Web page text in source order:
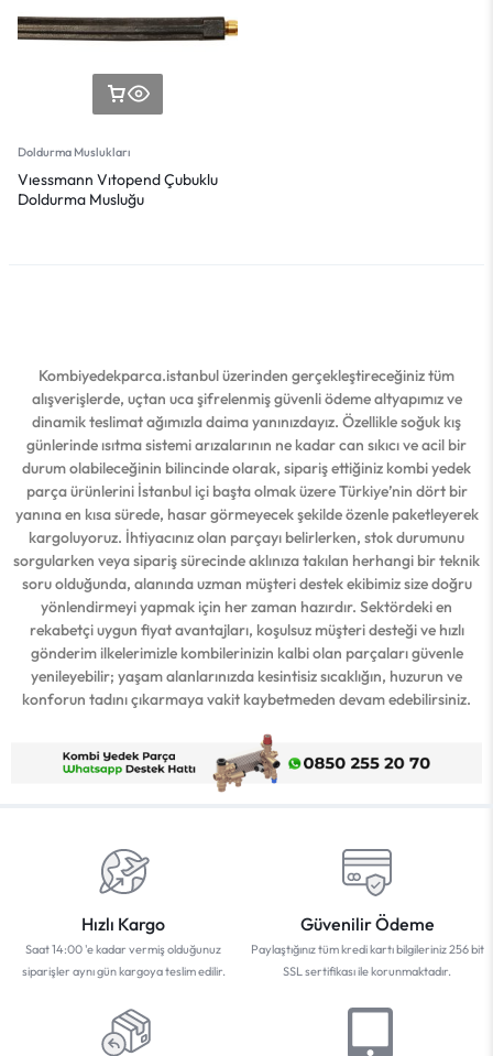
Doldurma Muslukları
Vıessmann Vıtopend Çubuklu
Doldurma Musluğu
Kombiyedekparca.istanbul üzerinden gerçekleştireceğiniz tüm
alışverişlerde, uçtan uca şifrelenmiş güvenli ödeme altyapımız ve
dinamik teslimat ağımızla daima yanınızdayız. Özellikle soğuk kış
günlerinde ısıtma sistemi arızalarının ne kadar can sıkıcı ve acil bir
durum olabileceğinin bilincinde olarak, sipariş ettiğiniz kombi yedek
parça ürünlerini İstanbul içi başta olmak üzere Türkiye’nin dört bir
yanına en kısa sürede, hasar görmeyecek şekilde özenle paketleyerek
kargoluyoruz. İhtiyacınız olan parçayı belirlerken, stok durumunu
sorgularken veya sipariş sürecinde aklınıza takılan herhangi bir teknik
soru olduğunda, alanında uzman müşteri destek ekibimiz size doğru
yönlendirmeyi yapmak için her zaman hazırdır. Sektördeki en
rekabetçi uygun fiyat avantajları, koşulsuz müşteri desteği ve hızlı
gönderim ilkelerimizle kombilerinizin kalbi olan parçaları güvenle
yenileyebilir; yaşam alanlarınızda kesintisiz sıcaklığın, huzurun ve
konforun tadını çıkarmaya vakit kaybetmeden devam edebilirsiniz.
Hızlı Kargo
Saat 14:00 'e kadar vermiş olduğunuz
siparişler aynı gün kargoya teslim edilir.
Güvenilir Ödeme
Paylaştığınız tüm kredi kartı bilgileriniz 256 bit
SSL sertifikası ile korunmaktadır.